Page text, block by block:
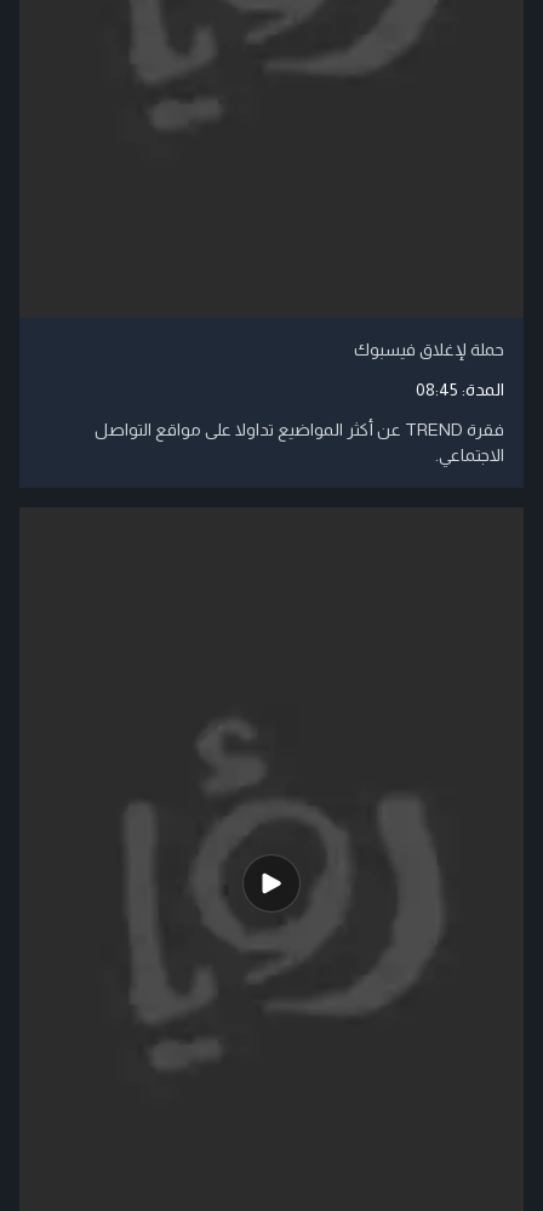
حملة لإغلاق فيسبوك
المدة: 08:45
فقرة TREND عن أكثر المواضيع تداولا على مواقع التواصل
الاجتماعي.